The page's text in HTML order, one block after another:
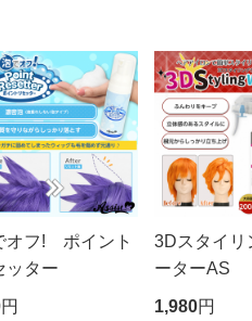
オフ! ポイント
ッター
円
3Dスタイリ
ーターAS
ビッグサイ
1,980円